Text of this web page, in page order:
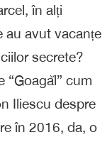
în alți
au avut vacanțe
secrete?
“Goagăl” cum
Iliescu despre
în 2016, da, o